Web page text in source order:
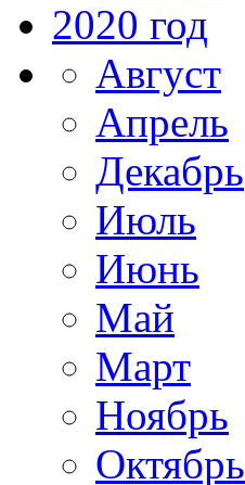
2020 год
Август
Апрель
Декабрь
Июль
Июнь
Май
Март
Ноябрь
Октябрь